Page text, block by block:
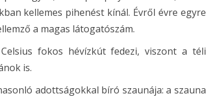
kellemes pihenést kínál. Évről évre egyre
a magas látogatószám.
fokos hévízkút fedezi, viszont a téli
is.
adottságokkal bíró szaunája: a szauna